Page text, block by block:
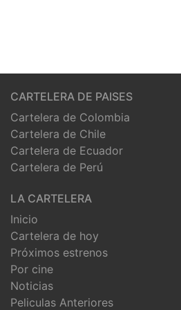
CARTELERA DE PAISES
Cartelera de Colombia
Cartelera de Chile
Cartelera de Ecuador
Cartelera de Perú
LA CARTELERA
Inicio
Cartelera de hoy
Próximos estrenos
Por cine
Noticias
Peliculas Anteriores